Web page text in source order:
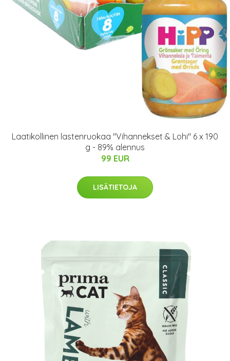
Laatikollinen lastenruokaa "Vihannekset & Lohi" 6 x 190
g - 89% alennus
99 EUR
LISÄTIETOJA